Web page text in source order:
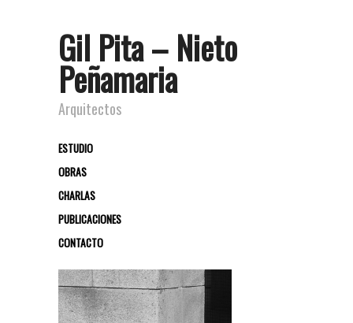
Gil Pita – Nieto
Peñamaria
Arquitectos
ESTUDIO
OBRAS
CHARLAS
PUBLICACIONES
CONTACTO